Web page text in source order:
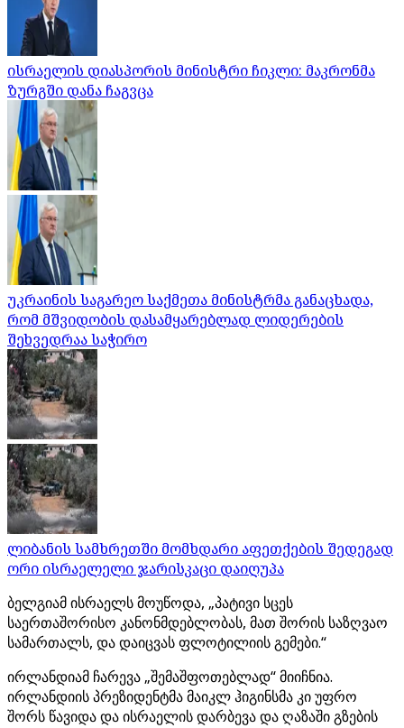
ისრაელის დიასპორის მინისტრი ჩიკლი: მაკრონმა
ზურგში დანა ჩაგვცა
უკრაინის საგარეო საქმეთა მინისტრმა განაცხადა,
რომ მშვიდობის დასამყარებლად ლიდერების
შეხვედრაა საჭირო
ლიბანის სამხრეთში მომხდარი აფეთქების შედეგად
ორი ისრაელელი ჯარისკაცი დაიღუპა
ბელგიამ ისრაელს მოუწოდა, „პატივი სცეს
საერთაშორისო კანონმდებლობას, მათ შორის საზღვაო
სამართალს, და დაიცვას ფლოტილიის გემები.“
ირლანდიამ ჩარევა „შემაშფოთებლად“ მიიჩნია.
ირლანდიის პრეზიდენტმა მაიკლ ჰიგინსმა კი უფრო
შორს წავიდა და ისრაელის დარბევა და ღაზაში გზების